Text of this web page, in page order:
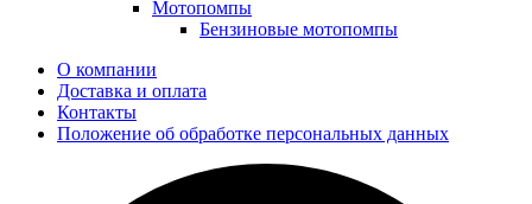
Мотопомпы
Бензиновые мотопомпы
О компании
Доставка и оплата
Контакты
Положение об обработке персональных данных